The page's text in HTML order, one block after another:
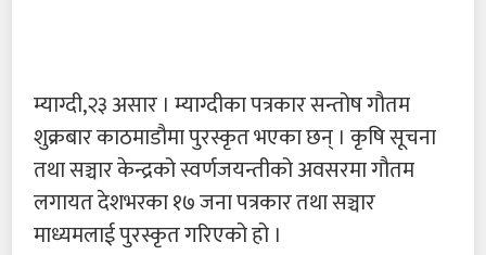
म्याग्दी,२३ असार । म्याग्दीका पत्रकार सन्तोष गौतम
शुक्रबार काठमाडौमा पुरस्कृत भएका छन् । कृषि सूचना
तथा सञ्चार केन्द्रको स्वर्णजयन्तीको अवसरमा गौतम
लगायत देशभरका १७ जना पत्रकार तथा सञ्चार
माध्यमलाई पुरस्कृत गरिएको हो ।